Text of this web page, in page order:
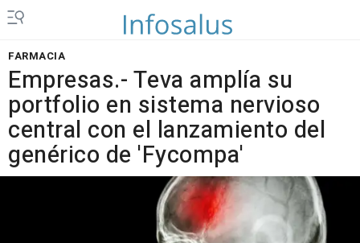
FARMACIA
Empresas.- Teva amplía su
portfolio en sistema nervioso
central con el lanzamiento del
genérico de 'Fycompa'